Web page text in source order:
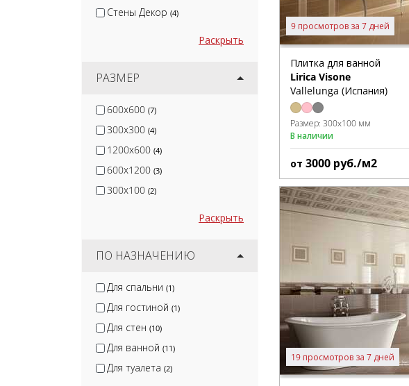
Стены Декор (4)
Раскрыть
РАЗМЕР
600x600 (7)
300x300 (4)
1200x600 (4)
600x1200 (3)
300x100 (2)
Раскрыть
ПО НАЗНАЧЕНИЮ
Для спальни (1)
Для гостиной (1)
Для стен (10)
Для ванной (11)
Для туалета (2)
9 просмотров за 7 дней
Плитка для ванной
Lirica Visone
Vallelunga (Испания)
Размер: 300x100 мм
В наличии
от 3000 руб./м2
19 просмотров за 7 дней